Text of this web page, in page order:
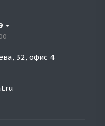
32, офис 4